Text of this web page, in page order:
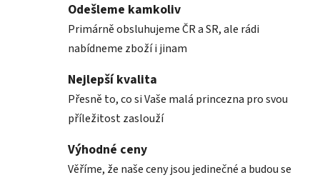
Odešleme kamkoliv
Primárně obsluhujeme ČR a SR, ale rádi
nabídneme zboží i jinam
Nejlepší kvalita
Přesně to, co si Vaše malá princezna pro svou
příležitost zaslouží
Výhodné ceny
Věříme, že naše ceny jsou jedinečné a budou se